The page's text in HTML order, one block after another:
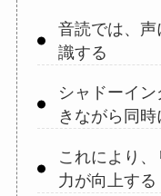
音読では、
識する
シャドーイ
きながら同
これにより
力が向上する